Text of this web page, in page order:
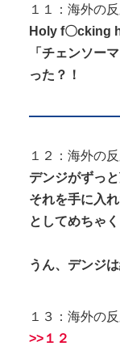
１１：海外の
Holy f〇cking
「チェンソー
った？！
１２：海外の
デンジがずっ
それを手に入
としてめちゃ
うん、デンジ
１３：海外の
>>１２